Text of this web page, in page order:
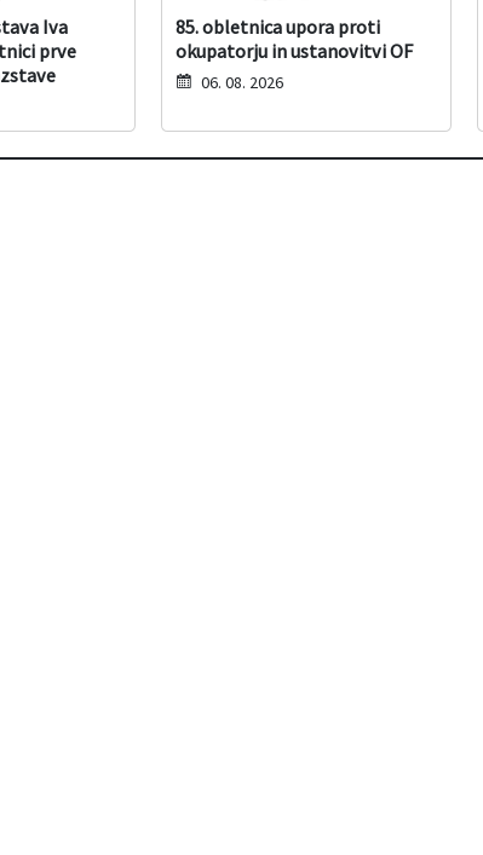
Iva
prve
85. obletnica upora proti
okupatorju in ustanovitvi OF
06. 08. 2026